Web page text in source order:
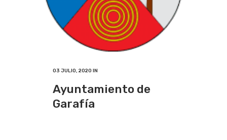
03 JULIO, 2020 IN
Ayuntamiento de
Garafía